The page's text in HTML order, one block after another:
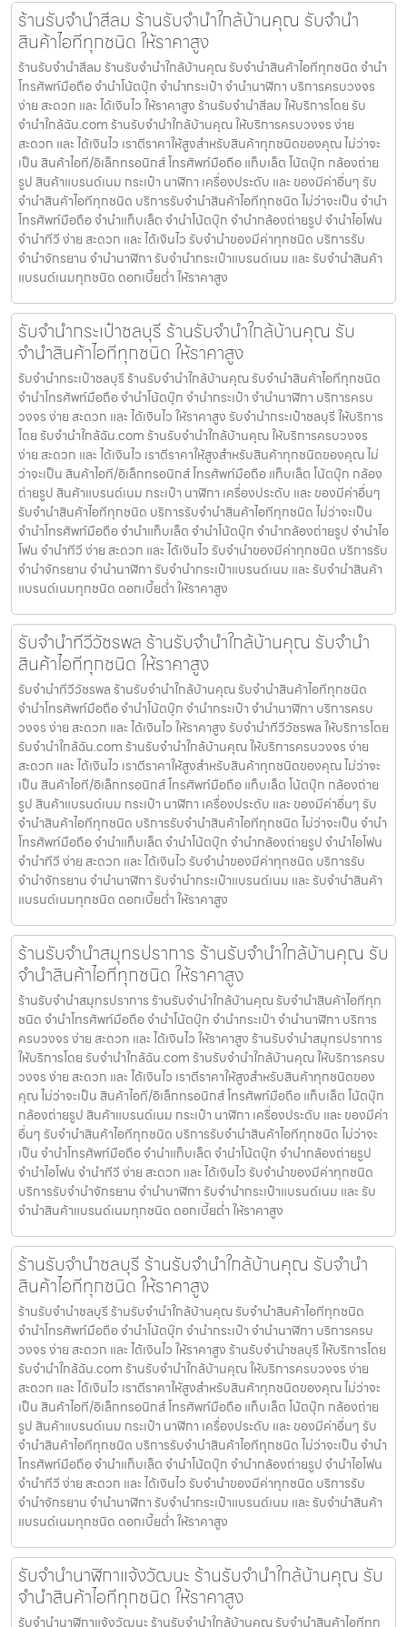
ร้านรับจำนำสีลม ร้านรับจำนำใกล้บ้านคุณ รับจำนำ
สินค้าไอทีทุกชนิด ให้ราคาสูง
ร้านรับจำนำสีลม ร้านรับจำนำใกล้บ้านคุณ รับจำนำสินค้าไอทีทุกชนิด จำนำ
โทรศัพท์มือถือ จำนำโน้ตบุ๊ก จำนำกระเป๋า จำนำนาฬิกา บริการครบวงจร
ง่าย สะดวก และ ได้เงินไว ให้ราคาสูง ร้านรับจำนำสีลม ให้บริการโดย รับ
จํานําใกล้ฉัน.com ร้านรับจำนำใกล้บ้านคุณ ให้บริการครบวงจร ง่าย
สะดวก และ ได้เงินไว เราตีราคาให้สูงสำหรับสินค้าทุกชนิดของคุณ ไม่ว่าจะ
เป็น สินค้าไอที/อิเล็กทรอนิกส์ โทรศัพท์มือถือ แท็บเล็ต โน้ตบุ๊ก กล้องถ่าย
รูป สินค้าแบรนด์เนม กระเป๋า นาฬิกา เครื่องประดับ และ ของมีค่าอื่นๆ รับ
จำนำสินค้าไอทีทุกชนิด บริการรับจำนำสินค้าไอทีทุกชนิด ไม่ว่าจะเป็น จำนำ
โทรศัพท์มือถือ จำนำแท็บเล็ต จำนำโน้ตบุ๊ก จำนำกล้องถ่ายรูป จำนำไอโฟน
จำนำทีวี ง่าย สะดวก และ ได้เงินไว รับจำนำของมีค่าทุกชนิด บริการรับ
จำนำจักรยาน จำนำนาฬิกา รับจำนำกระเป๋าแบรนด์เนม และ รับจำนำสินค้า
แบรนด์เนมทุกชนิด ดอกเบี้ยต่ำ ให้ราคาสูง
รับจำนำกระเป๋าชลบุรี ร้านรับจำนำใกล้บ้านคุณ รับ
จำนำสินค้าไอทีทุกชนิด ให้ราคาสูง
รับจำนำกระเป๋าชลบุรี ร้านรับจำนำใกล้บ้านคุณ รับจำนำสินค้าไอทีทุกชนิด
จำนำโทรศัพท์มือถือ จำนำโน้ตบุ๊ก จำนำกระเป๋า จำนำนาฬิกา บริการครบ
วงจร ง่าย สะดวก และ ได้เงินไว ให้ราคาสูง รับจำนำกระเป๋าชลบุรี ให้บริการ
โดย รับจํานําใกล้ฉัน.com ร้านรับจำนำใกล้บ้านคุณ ให้บริการครบวงจร
ง่าย สะดวก และ ได้เงินไว เราตีราคาให้สูงสำหรับสินค้าทุกชนิดของคุณ ไม่
ว่าจะเป็น สินค้าไอที/อิเล็กทรอนิกส์ โทรศัพท์มือถือ แท็บเล็ต โน้ตบุ๊ก กล้อง
ถ่ายรูป สินค้าแบรนด์เนม กระเป๋า นาฬิกา เครื่องประดับ และ ของมีค่าอื่นๆ
รับจำนำสินค้าไอทีทุกชนิด บริการรับจำนำสินค้าไอทีทุกชนิด ไม่ว่าจะเป็น
จำนำโทรศัพท์มือถือ จำนำแท็บเล็ต จำนำโน้ตบุ๊ก จำนำกล้องถ่ายรูป จำนำไอ
โฟน จำนำทีวี ง่าย สะดวก และ ได้เงินไว รับจำนำของมีค่าทุกชนิด บริการรับ
จำนำจักรยาน จำนำนาฬิกา รับจำนำกระเป๋าแบรนด์เนม และ รับจำนำสินค้า
แบรนด์เนมทุกชนิด ดอกเบี้ยต่ำ ให้ราคาสูง
รับจำนำทีวีวัชรพล ร้านรับจำนำใกล้บ้านคุณ รับจำนำ
สินค้าไอทีทุกชนิด ให้ราคาสูง
รับจำนำทีวีวัชรพล ร้านรับจำนำใกล้บ้านคุณ รับจำนำสินค้าไอทีทุกชนิด
จำนำโทรศัพท์มือถือ จำนำโน้ตบุ๊ก จำนำกระเป๋า จำนำนาฬิกา บริการครบ
วงจร ง่าย สะดวก และ ได้เงินไว ให้ราคาสูง รับจำนำทีวีวัชรพล ให้บริการโดย
รับจํานําใกล้ฉัน.com ร้านรับจำนำใกล้บ้านคุณ ให้บริการครบวงจร ง่าย
สะดวก และ ได้เงินไว เราตีราคาให้สูงสำหรับสินค้าทุกชนิดของคุณ ไม่ว่าจะ
เป็น สินค้าไอที/อิเล็กทรอนิกส์ โทรศัพท์มือถือ แท็บเล็ต โน้ตบุ๊ก กล้องถ่าย
รูป สินค้าแบรนด์เนม กระเป๋า นาฬิกา เครื่องประดับ และ ของมีค่าอื่นๆ รับ
จำนำสินค้าไอทีทุกชนิด บริการรับจำนำสินค้าไอทีทุกชนิด ไม่ว่าจะเป็น จำนำ
โทรศัพท์มือถือ จำนำแท็บเล็ต จำนำโน้ตบุ๊ก จำนำกล้องถ่ายรูป จำนำไอโฟน
จำนำทีวี ง่าย สะดวก และ ได้เงินไว รับจำนำของมีค่าทุกชนิด บริการรับ
จำนำจักรยาน จำนำนาฬิกา รับจำนำกระเป๋าแบรนด์เนม และ รับจำนำสินค้า
แบรนด์เนมทุกชนิด ดอกเบี้ยต่ำ ให้ราคาสูง
ร้านรับจำนำสมุทรปราการ ร้านรับจำนำใกล้บ้านคุณ รับ
จำนำสินค้าไอทีทุกชนิด ให้ราคาสูง
ร้านรับจำนำสมุทรปราการ ร้านรับจำนำใกล้บ้านคุณ รับจำนำสินค้าไอทีทุก
ชนิด จำนำโทรศัพท์มือถือ จำนำโน้ตบุ๊ก จำนำกระเป๋า จำนำนาฬิกา บริการ
ครบวงจร ง่าย สะดวก และ ได้เงินไว ให้ราคาสูง ร้านรับจำนำสมุทรปราการ
ให้บริการโดย รับจํานําใกล้ฉัน.com ร้านรับจำนำใกล้บ้านคุณ ให้บริการครบ
วงจร ง่าย สะดวก และ ได้เงินไว เราตีราคาให้สูงสำหรับสินค้าทุกชนิดของ
คุณ ไม่ว่าจะเป็น สินค้าไอที/อิเล็กทรอนิกส์ โทรศัพท์มือถือ แท็บเล็ต โน้ตบุ๊ก
กล้องถ่ายรูป สินค้าแบรนด์เนม กระเป๋า นาฬิกา เครื่องประดับ และ ของมีค่า
อื่นๆ รับจำนำสินค้าไอทีทุกชนิด บริการรับจำนำสินค้าไอทีทุกชนิด ไม่ว่าจะ
เป็น จำนำโทรศัพท์มือถือ จำนำแท็บเล็ต จำนำโน้ตบุ๊ก จำนำกล้องถ่ายรูป
จำนำไอโฟน จำนำทีวี ง่าย สะดวก และ ได้เงินไว รับจำนำของมีค่าทุกชนิด
บริการรับจำนำจักรยาน จำนำนาฬิกา รับจำนำกระเป๋าแบรนด์เนม และ รับ
จำนำสินค้าแบรนด์เนมทุกชนิด ดอกเบี้ยต่ำ ให้ราคาสูง
ร้านรับจำนำชลบุรี ร้านรับจำนำใกล้บ้านคุณ รับจำนำ
สินค้าไอทีทุกชนิด ให้ราคาสูง
ร้านรับจำนำชลบุรี ร้านรับจำนำใกล้บ้านคุณ รับจำนำสินค้าไอทีทุกชนิด
จำนำโทรศัพท์มือถือ จำนำโน้ตบุ๊ก จำนำกระเป๋า จำนำนาฬิกา บริการครบ
วงจร ง่าย สะดวก และ ได้เงินไว ให้ราคาสูง ร้านรับจำนำชลบุรี ให้บริการโดย
รับจํานําใกล้ฉัน.com ร้านรับจำนำใกล้บ้านคุณ ให้บริการครบวงจร ง่าย
สะดวก และ ได้เงินไว เราตีราคาให้สูงสำหรับสินค้าทุกชนิดของคุณ ไม่ว่าจะ
เป็น สินค้าไอที/อิเล็กทรอนิกส์ โทรศัพท์มือถือ แท็บเล็ต โน้ตบุ๊ก กล้องถ่าย
รูป สินค้าแบรนด์เนม กระเป๋า นาฬิกา เครื่องประดับ และ ของมีค่าอื่นๆ รับ
จำนำสินค้าไอทีทุกชนิด บริการรับจำนำสินค้าไอทีทุกชนิด ไม่ว่าจะเป็น จำนำ
โทรศัพท์มือถือ จำนำแท็บเล็ต จำนำโน้ตบุ๊ก จำนำกล้องถ่ายรูป จำนำไอโฟน
จำนำทีวี ง่าย สะดวก และ ได้เงินไว รับจำนำของมีค่าทุกชนิด บริการรับ
จำนำจักรยาน จำนำนาฬิกา รับจำนำกระเป๋าแบรนด์เนม และ รับจำนำสินค้า
แบรนด์เนมทุกชนิด ดอกเบี้ยต่ำ ให้ราคาสูง
รับจำนำนาฬิกาแจ้งวัฒนะ ร้านรับจำนำใกล้บ้านคุณ รับ
จำนำสินค้าไอทีทุกชนิด ให้ราคาสูง
รับจำนำนาฬิกาแจ้งวัฒนะ ร้านรับจำนำใกล้บ้านคุณ รับจำนำสินค้าไอทีทุก